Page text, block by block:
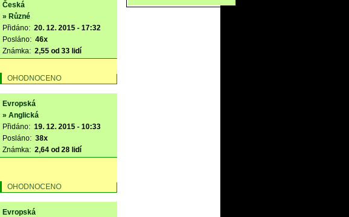
Česká
» Různé
Přidáno: 20. 12. 2015 - 17:32
Posláno: 46x
Známka: 2,55 od 33 lidí
OHODNOCENO
Evropská
» Anglická
Přidáno: 19. 12. 2015 - 10:33
Posláno: 38x
Známka: 2,64 od 28 lidí
OHODNOCENO
Evropská